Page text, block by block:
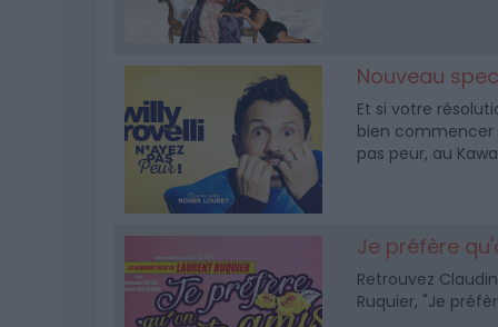
Nouveau
Et si votre
bien commencer
pas peur, au
Je préfère
Retrouvez
Ruquier, "Je